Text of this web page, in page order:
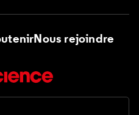
Nous rejoindre